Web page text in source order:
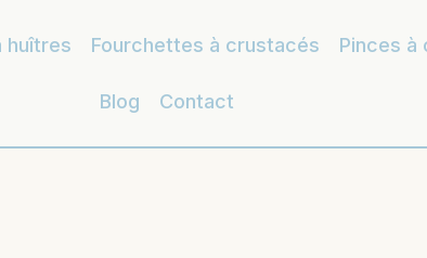
huîtres Fourchettes à crustacés Pinces à
Blog Contact